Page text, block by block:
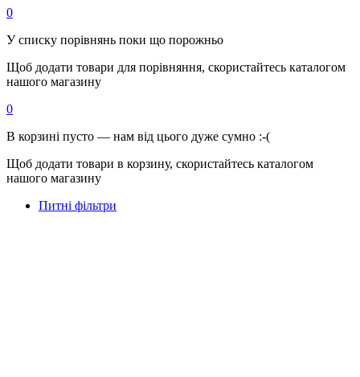
0
У списку порівнянь поки що порожньо
Щоб додати товари для порівняння, скористайтесь каталогом
нашого магазину
0
В корзині пусто — нам від цього дуже сумно :-(
Щоб додати товари в корзину, скористайтесь каталогом
нашого магазину
Питні фільтри